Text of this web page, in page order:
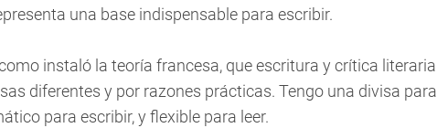
una base indispensable para escribir.
instaló la teoría francesa, que escritura y crítica literaria
diferentes y por razones prácticas. Tengo una divisa para
para escribir, y flexible para leer.